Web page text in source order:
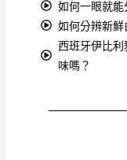
如何一眼就能
如何分辨新
西班牙伊比
味嗎？